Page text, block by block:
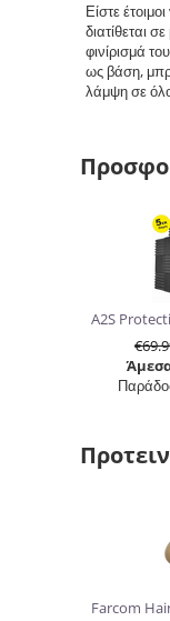
Είστε
διατίθεται
φινίρισμά
ως βάση,
λάμψη σε
€